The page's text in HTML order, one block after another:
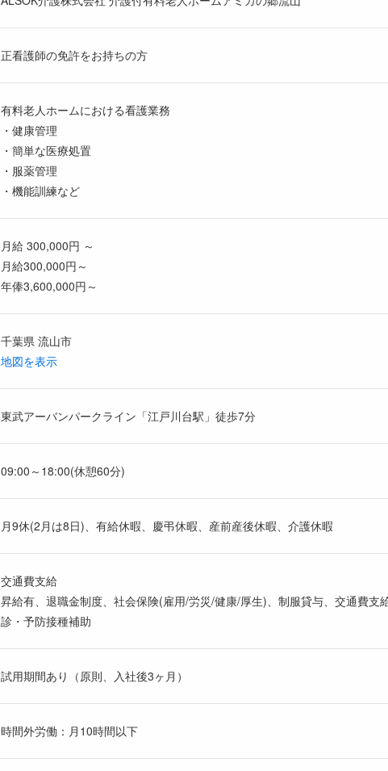
正看護師の免許をお持ちの方
有料老人ホームにおける看護業務
・健康管理
・簡単な医療処置
・服薬管理
・機能訓練など
月給 300,000円 ～
月給300,000円～
年俸3,600,000円～
千葉県 流山市
地図を表示
東武アーバンパークライン「江戸川台駅」徒歩7分
09:00～18:00(休憩60分)
月9休(2月は8日)、有給休暇、慶弔休暇、産前産後休暇、介護休暇
交通費支給
昇給有、退職金制度、社会保険(雇用/労災/健康/厚生)、制服貸与、交通費
診・予防接種補助
試用期間あり（原則、入社後3ヶ月）
時間外労働：月10時間以下